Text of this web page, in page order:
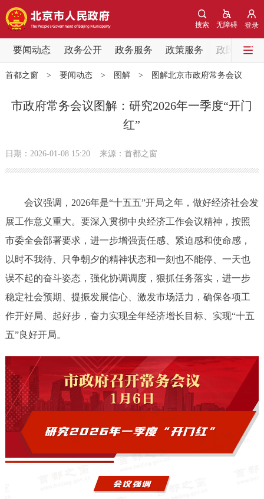
登录
无障碍
搜索
要闻动态 政务公开 政务服务 政策服务 政民互动
要闻动态
党中央精神 国务院信息 中央部委动态
北京要闻 会议信息 部门动态
各区热点
市领导 机构职能 政策服务
政策兑现 政策解读 回应关切
决策公开 专题公开
个人服务
便民服务 利企服务 投资项目
中介服务 阳光政务
政民互动
首都之窗> 要闻动态> 图解> 图解北京市政府常务会议
市政府常务会议图解：研究2026年一季度“开门
红”
日期：2026-01-08 15:20 来源：首都之窗
会议强调，2026年是“十五五”开局之年，做好经济社会发
展工作意义重大。要深入贯彻中央经济工作会议精神，按照
市委全会部署要求，进一步增强责任感、紧迫感和使命感，
以时不我待、只争朝夕的精神状态和一刻也不能停、一天也
误不起的奋斗姿态，强化协调调度，狠抓任务落实，进一步
稳定社会预期、提振发展信心、激发市场活力，确保各项工
作开好局、起好步，奋力实现全年经济增长目标、实现“十五
五”良好开局。